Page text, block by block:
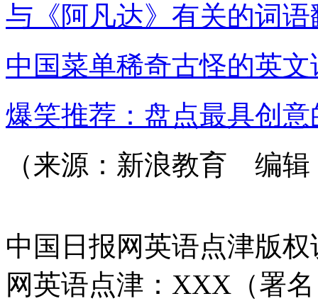
与《阿凡达》有关的词
中国菜单稀奇古怪的英文
爆笑推荐：盘点最具创
（来源：新浪教育 编辑
中国日报网英语点津版
网英语点津：XXX（署